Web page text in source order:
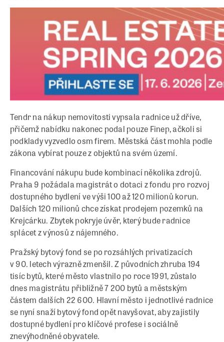
Tendr na nákup nemovitosti vypsala radnice už dříve,
přičemž nabídku nakonec podal pouze Finep, ačkoli si
podklady vyzvedlo osm firem. Městská část mohla podle
zákona vybírat pouze z objektů na svém území.
Financování nákupu bude kombinací několika zdrojů.
Praha 9 požádala magistrát o dotaci z fondu pro rozvoj
dostupného bydlení ve výši 100 až 120 milionů korun.
Dalších 120 milionů chce získat prodejem pozemků na
Krejcárku. Zbytek pokryje úvěr, který bude radnice
splácet z výnosů z nájemného.
Pražský bytový fond se po rozsáhlých privatizacích
v 90. letech výrazně zmenšil. Z původních zhruba 194
tisíc bytů, které město vlastnilo po roce 1991, zůstalo
dnes magistrátu přibližně 7 200 bytů a městským
částem dalších 22 600. Hlavní město i jednotlivé radnice
se nyní snaží bytový fond opět navyšovat, aby zajistily
dostupné bydlení pro klíčové profese i sociálně
znevýhodněné obyvatele.